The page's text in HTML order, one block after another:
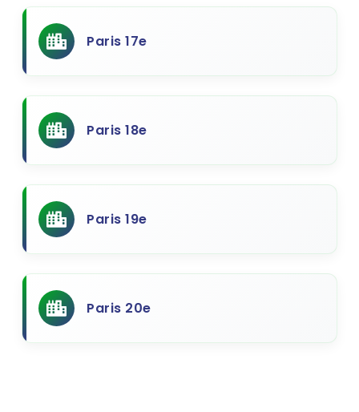
Paris 17e
Paris 18e
Paris 19e
Paris 20e